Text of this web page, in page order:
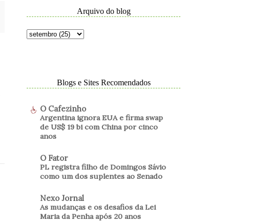
Arquivo do blog
Blogs e Sites Recomendados
O Cafezinho
Argentina ignora EUA e firma swap
de US$ 19 bi com China por cinco
anos
O Fator
PL registra filho de Domingos Sávio
como um dos suplentes ao Senado
Nexo Jornal
As mudanças e os desafios da Lei
Maria da Penha após 20 anos